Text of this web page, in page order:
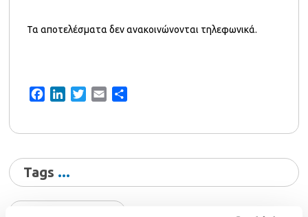
Τα αποτελέσματα δεν ανακοινώνονται τηλεφωνικά.
FacebookLinkedInTwitterEmail
Tags